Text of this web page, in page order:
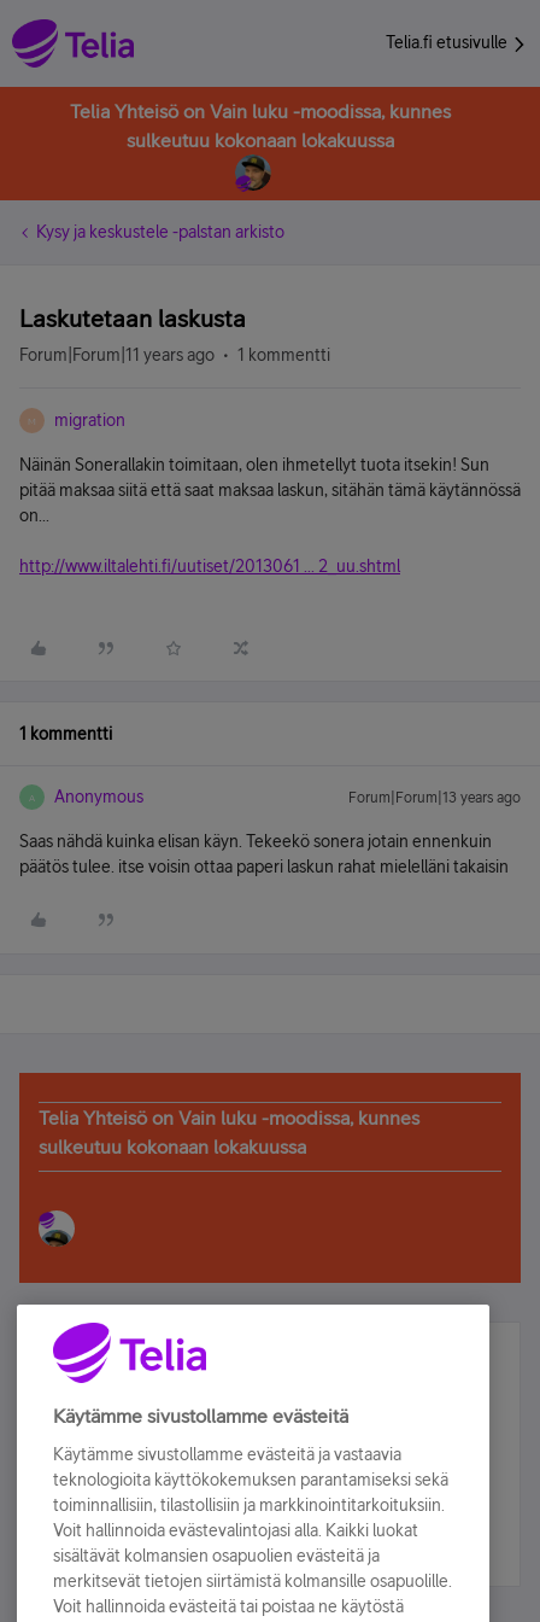
Telia.fi etusivulle
Telia Yhteisö on Vain luku -moodissa, kunnes
sulkeutuu kokonaan lokakuussa
Kysy ja keskustele -palstan arkisto
Laskutetaan laskusta
Forum|Forum|11 years ago 1 kommentti
M migration
Näinän Sonerallakin toimitaan, olen ihmetellyt tuota itsekin! Sun
pitää maksaa siitä että saat maksaa laskun, sitähän tämä käytännössä
on...
http://www.iltalehti.fi/uutiset/2013061 ... 2_uu.shtml
1 kommentti
A Anonymous Forum|Forum|13 years ago
Saas nähdä kuinka elisan käyn. Tekeekö sonera jotain ennenkuin
päätös tulee. itse voisin ottaa paperi laskun rahat mielelläni takaisin
Telia Yhteisö on Vain luku -moodissa, kunnes
sulkeutuu kokonaan lokakuussa
Älä jää paitsi – osallistu ja voita!
Tilaa Telian uutiskirje ja olet mukana arvonnassa.
sähköpostiisi.
Tilaa nyt
Käytämme sivustollamme evästeitä
Käytämme sivustollamme evästeitä ja vastaavia
teknologioita käyttökokemuksen parantamiseksi sekä
toiminnallisiin, tilastollisiin ja markkinointitarkoituksiin.
Voit hallinnoida evästevalintojasi alla. Kaikki luokat
sisältävät kolmansien osapuolien evästeitä ja
merkitsevät tietojen siirtämistä kolmansille osapuolille.
Voit hallinnoida evästeitä tai poistaa ne käytöstä